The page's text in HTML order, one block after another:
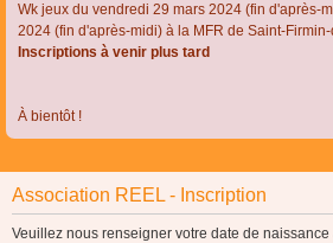
Wk jeux du vendredi 29 mars 2024 (fin d'après-
2024 (fin d'après-midi) à la MFR de Saint-
Inscriptions à venir plus tard
À bientôt !
Association REEL - Inscription
Veuillez nous renseigner votre date de